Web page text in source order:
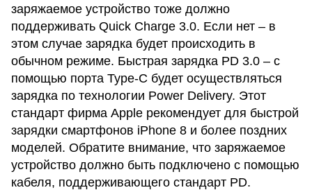
заряжаемое устройство тоже должно
поддерживать Quick Charge 3.0. Если нет – в
этом случае зарядка будет происходить в
обычном режиме. Быстрая зарядка PD 3.0 – с
помощью порта Type-C будет осуществляться
зарядка по технологии Power Delivery. Этот
стандарт фирма Apple рекомендует для быстрой
зарядки смартфонов iPhone 8 и более поздних
моделей. Обратите внимание, что заряжаемое
устройство должно быть подключено с помощью
кабеля, поддерживающего стандарт PD.